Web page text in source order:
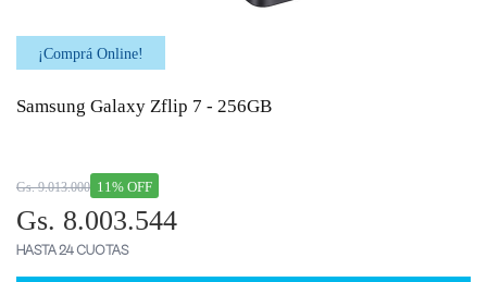
¡Comprá Online!
Samsung Galaxy Zflip 7 - 256GB
11% OFF
Gs. 9.013.000
Gs. 8.003.544
HASTA 24 CUOTAS